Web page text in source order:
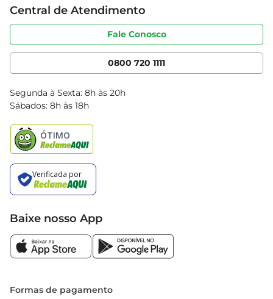
Sobre privacidade
Portal do fornecedor
Cencosud Media
Produtos Bretas
Código de ética
Serviços
Clube Bretas
Blog Bretas
Black Friday
Central de Atendimento
Fale Conosco
0800 720 1111
Segunda à Sexta: 8h às 20h
Sábados: 8h às 18h
Baixe nosso App
Formas de pagamento